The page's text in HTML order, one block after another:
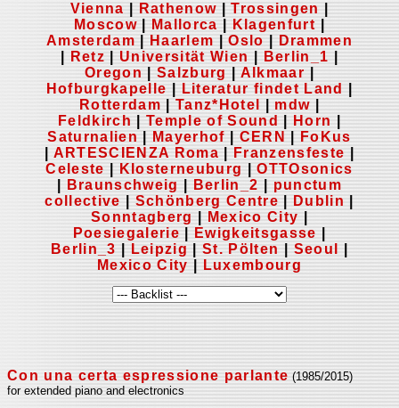
Vienna Rathenow |Trossingen
Moscow
Mallorca Klagenfurt
Amsterdam
Haarlem |Oslo
Drammen
Retz Universität Wien Berlin_1
Oregon
|Salzburg Alkmaar
Hofburgkapelle
Literatur findet Land
Rotterdam
Tanz*Hotel mdw
Feldkirch
Temple of Sound Horn
Saturnalien
Mayerhof CERN
FoKus
ARTESCIENZA Roma Franzensfeste
Celeste
Klosterneuburg |OTTOsonics
Braunschweig Berlin_2
punctum
collective
Schönberg Centre Dublin
Sonntagberg
Mexico City
Poesiegalerie
Ewigkeitsgasse
Berlin_3
Leipzig |St. Pölten Seoul
Mexico City
Luxembourg
Con una certa espressione parlante (1985/2015)
for extended piano and electronics